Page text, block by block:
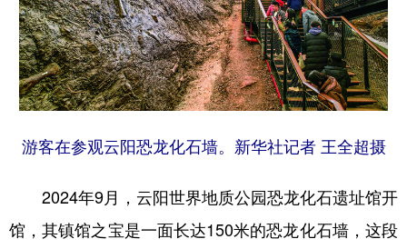
游客在参观云阳恐龙化石墙。新华社记者 王全超摄
2024年9月，云阳世界地质公园恐龙化石遗址馆开
馆，其镇馆之宝是一面长达150米的恐龙化石墙，这段